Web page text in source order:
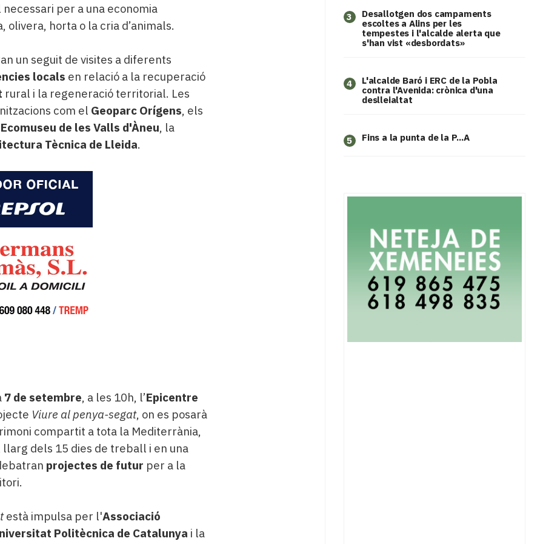
per a una economia
olivera, horta o la cria d’animals.
un seguit de visites a diferents
locals en relació a la recuperació
rural i la regeneració territorial. Les
com el Geoparc Orígens, els
Ecomuseu de les Valls d'Àneu, la
Tècnica de Lleida.
7 de setembre, a les 10h, l’Epicentre
Viure al penya-segat, on es posarà
compartit a tota la Mediterrània,
llarg dels 15 dies de treball i en una
projectes de futur per a la
està impulsa per l'Associació
Politècnica de Catalunya i la
3
​Desallotgen dos campaments
escoltes a Alins per les
tempestes i l'alcalde alerta que
s'han vist «desbordats»
4
L'alcalde Baró i ERC de la Pobla
contra l'Avenida: crònica d'una
deslleialtat
5 Fins a la punta de la P...A